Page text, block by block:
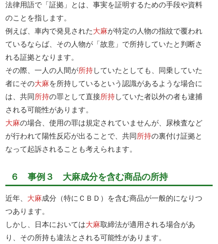
法律用語で「証拠」とは、事実を証明するための手段や資料
のことを指します。
例えば、車内で発見された大麻が特定の人物の指紋で覆われ
ているならば、その人物が「故意」で所持していたと判断さ
れる証拠となります。
その際、一人の人間が所持していたとしても、同乗していた
者にその大麻を所持しているという認識があるような場合に
は、共同所持の罪として直接所持していた者以外の者も逮捕
される可能性があります。
大麻の場合、使用の罪は規定されていませんが、尿検査など
が行われて陽性反応が出ることで、共同所持の裏付け証拠と
なって起訴されることも考えられます。
６ 事例３ 大麻成分を含む商品の所持
近年、 大麻成分（特にＣＢＤ）を含む商品が一般的になりつ
つあります。
しかし、日本においては大麻取締法が適用される場合があ
り、その所持も違法とされる可能性があります。